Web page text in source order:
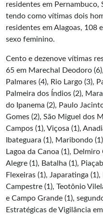
residentes em Pernambuco,
tendo como vítimas dois
residentes em Alagoas, 108
sexo feminino.
Cento e dezenove vítimas
65 em Marechal Deodoro
Palmares (4), Rio Largo (3),
Palmeira dos Índios (2),
do Ipanema (2), Paulo
Gomes (2), São Miguel dos
Campos (1), Viçosa (1),
Ibateguara (1), Maribondo
Lagoa da Canoa (1),
Alegre (1), Batalha (1),
Flexeiras (1), Japaratinga
Campestre (1), Teotônio
e Campo Grande (1),
Estratégicas de Vigilância